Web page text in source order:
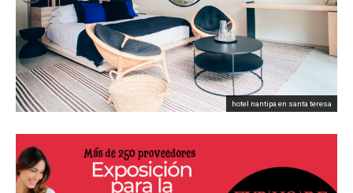
hotel nantipa en santa teresa